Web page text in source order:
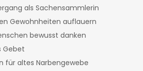
als Sachensammlerin
Gewohnheiten auflauern
bewusst danken
Gebet
für altes Narbengewebe